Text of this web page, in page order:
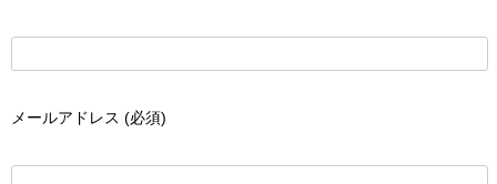
メールアドレス (必須)